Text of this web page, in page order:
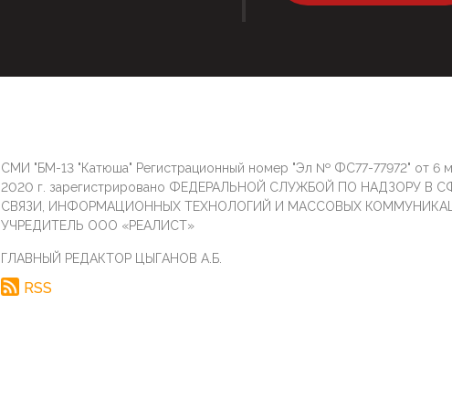
СМИ "БМ-13 "Катюша" Регистрационный номер "Эл № ФС77-77972" от 6
2020 г. зарегистрировано ФЕДЕРАЛЬНОЙ СЛУЖБОЙ ПО НАДЗОРУ В
СВЯЗИ, ИНФОРМАЦИОННЫХ ТЕХНОЛОГИЙ И МАССОВЫХ
УЧРЕДИТЕЛЬ ООО «РЕАЛИСТ»
ГЛАВНЫЙ РЕДАКТОР ЦЫГАНОВ А.Б.
RSS